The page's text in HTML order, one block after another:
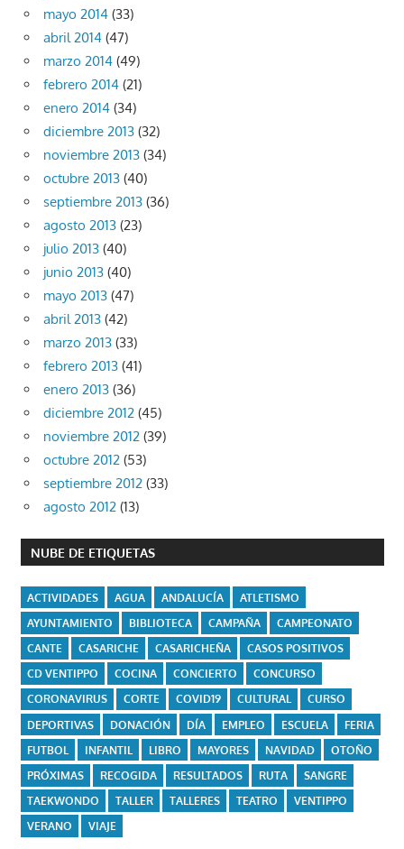
mayo 2014 (33)
abril 2014 (47)
marzo 2014 (49)
febrero 2014 (21)
enero 2014 (34)
diciembre 2013 (32)
noviembre 2013 (34)
octubre 2013 (40)
septiembre 2013 (36)
agosto 2013 (23)
julio 2013 (40)
junio 2013 (40)
mayo 2013 (47)
abril 2013 (42)
marzo 2013 (33)
febrero 2013 (41)
enero 2013 (36)
diciembre 2012 (45)
noviembre 2012 (39)
octubre 2012 (53)
septiembre 2012 (33)
agosto 2012 (13)
NUBE DE ETIQUETAS
ACTIVIDADES AGUA ANDALUCÍA
ATLETISMO
AYUNTAMIENTO
BIBLIOTECA CAMPAÑA
CAMPEONATO
CANTE
CASARICHE CASARICHEÑA
CASOS POSITIVOS
CD VENTIPPO
COCINA CONCIERTO
CONCURSO
CORONAVIRUS
CORTE COVID19 CULTURAL
CURSO
DEPORTIVAS
DONACIÓN DÍA EMPLEO ESCUELA
FERIA
FUTBOL
INFANTIL LIBRO MAYORES NAVIDAD
OTOÑO
PRÓXIMAS
RECOGIDA RESULTADOS RUTA
SANGRE
TAEKWONDO
TALLER TALLERES TEATRO
VENTIPPO
VERANO
VIAJE